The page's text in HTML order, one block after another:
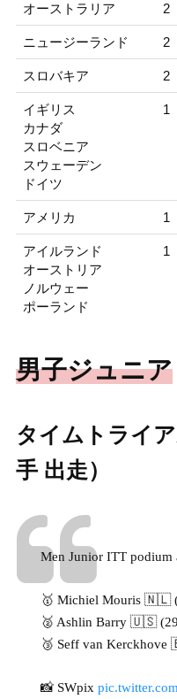
オーストラリア 2
ニュージーランド 2
スロバキア 2
イギリス
カナダ
スロベニア
スウェーデン
ドイツ
1
アメリカ 1
アイルランド
オーストリア
ノルウェー
ポーランド
1
男子ジュニア
タイムトライ
手 出走）
Men Junior ITT podium
🥇 Michiel Mouris 🇳🇱
🥈 Ashlin Barry 🇺🇸
🥉 Seff van
📸 SWpix